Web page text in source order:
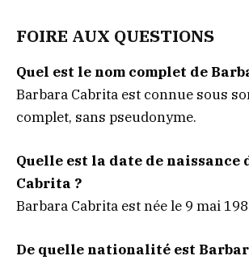
FOIRE AUX QUESTIONS
Quel est le nom complet de
Barbara Cabrita est connue sous
complet, sans pseudonyme.
Quelle est la date de naissance
Cabrita ?
Barbara Cabrita est née le 9 mai
De quelle nationalité est